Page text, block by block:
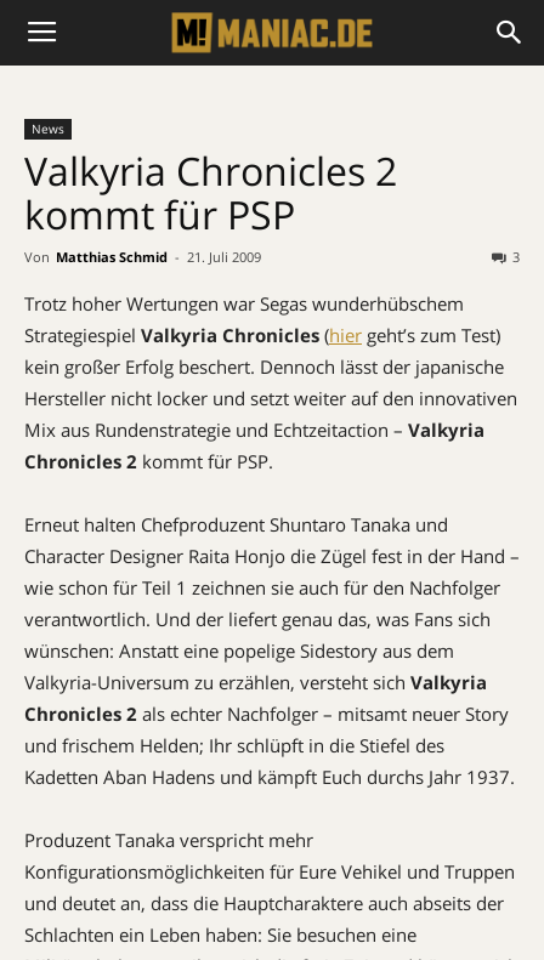
News
Valkyria Chronicles 2
kommt für PSP
Von Matthias Schmid - 21. Juli 2009 3
Trotz hoher Wertungen war Segas wunderhübschem
Strategiespiel Valkyria Chronicles (hier geht’s zum Test)
kein großer Erfolg beschert. Dennoch lässt der japanische
Hersteller nicht locker und setzt weiter auf den innovativen
Mix aus Rundenstrategie und Echtzeitaction – Valkyria
Chronicles 2 kommt für PSP.
Erneut halten Chefproduzent Shuntaro Tanaka und
Character Designer Raita Honjo die Zügel fest in der Hand –
wie schon für Teil 1 zeichnen sie auch für den Nachfolger
verantwortlich. Und der liefert genau das, was Fans sich
wünschen: Anstatt eine popelige Sidestory aus dem
Valkyria-Universum zu erzählen, versteht sich Valkyria
Chronicles 2 als echter Nachfolger – mitsamt neuer Story
und frischem Helden; Ihr schlüpft in die Stiefel des
Kadetten Aban Hadens und kämpft Euch durchs Jahr 1937.
Produzent Tanaka verspricht mehr
Konfigurationsmöglichkeiten für Eure Vehikel und Truppen
und deutet an, dass die Hauptcharaktere auch abseits der
Schlachten ein Leben haben: Sie besuchen eine